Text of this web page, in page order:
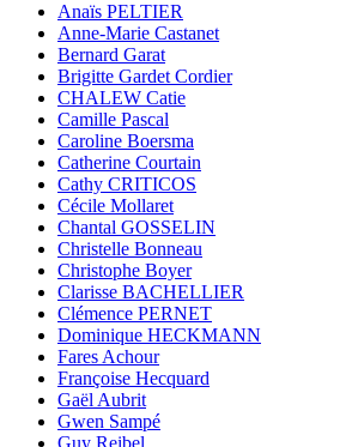
Anaïs PELTIER
Anne-Marie Castanet
Bernard Garat
Brigitte Gardet Cordier
CHALEW Catie
Camille Pascal
Caroline Boersma
Catherine Courtain
Cathy CRITICOS
Cécile Mollaret
Chantal GOSSELIN
Christelle Bonneau
Christophe Boyer
Clarisse BACHELLIER
Clémence PERNET
Dominique HECKMANN
Fares Achour
Françoise Hecquard
Gaël Aubrit
Gwen Sampé